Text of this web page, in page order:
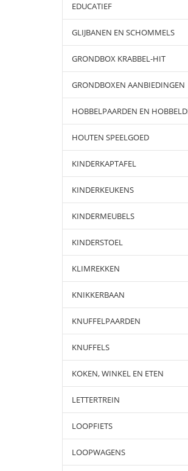
EDUCATIEF
GLIJBANEN EN SCHOMMELS
GRONDBOX KRABBEL-HIT
GRONDBOXEN AANBIEDINGEN
HOBBELPAARDEN EN
HOUTEN SPEELGOED
KINDERKAPTAFEL
KINDERKEUKENS
KINDERMEUBELS
KINDERSTOEL
KLIMREKKEN
KNIKKERBAAN
KNUFFELPAARDEN
KNUFFELS
KOKEN, WINKEL EN ETEN
LETTERTREIN
LOOPFIETS
LOOPWAGENS